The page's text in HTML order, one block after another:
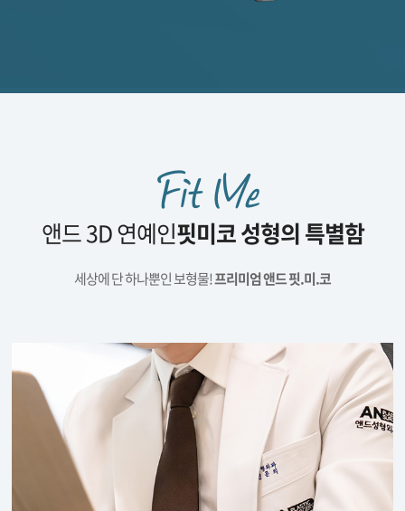
Fit Me
앤드 3D 연예인핏미코 성형의 특별함
세상에 단 하나뿐인 보형물!프리미엄 앤드 핏.미.코